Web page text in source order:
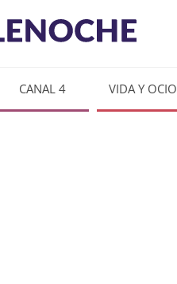
CANAL 4 VIDA Y OCIO